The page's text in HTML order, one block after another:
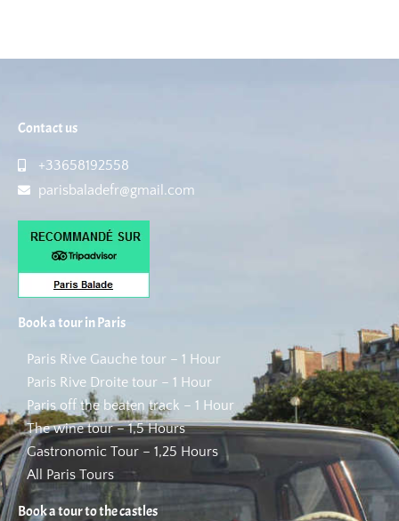
Contact us
+33658192558
parisbaladefr@gmail.com
Book a tour in Paris
Paris Rive Gauche tour – 1 Hour
Paris Rive Droite tour – 1 Hour
Paris off the beaten track – 1 Hour
The wine tour – 1,5 Hours
Gastronomic Tour – 1,25 Hours
All Paris Tours
Book a tour to the castles